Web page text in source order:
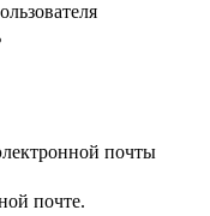
почты
почте.